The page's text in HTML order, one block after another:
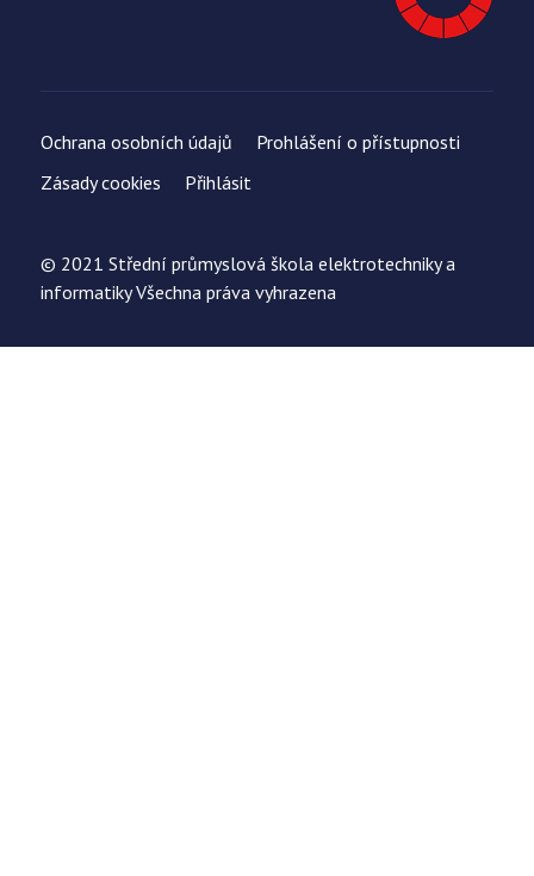
Ochrana osobních údajů
Prohlášení o přístupnosti
Zásady cookies
Přihlásit
© 2021 Střední průmyslová škola elektrotechniky a
informatiky Všechna práva vyhrazena